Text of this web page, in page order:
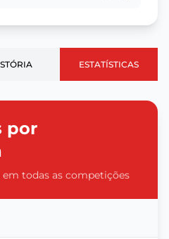
ESTATÍSTICAS
por
todas as competições